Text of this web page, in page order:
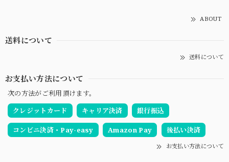
ABOUT
送料について
送料について
お支払い方法について
次の方法がご利用頂けます。
クレジットカード
キャリア決済 銀行振込
コンビニ決済・Pay-easy Amazon Pay 後払い決済
お支払い方法について